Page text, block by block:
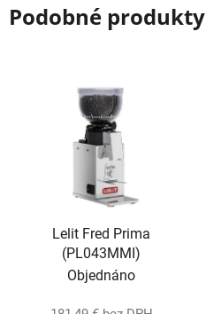
Podobné produkty
Lelit Fred Prima
(PL043MMI)
Objednáno